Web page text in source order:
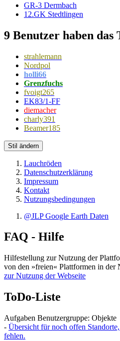
GR-3 Dermbach
12.GK Stedtlingen
9 Benutzer haben das
strahlemann
Nordpol
holli66
Grenzfuchs
fvoigt265
EK83/1-FF
diemacher
charly391
Beamer185
Stil ändern
Lauchröden
Datenschutzerklärung
Impressum
Kontakt
Nutzungsbedingungen
@JLP Google Earth Daten
FAQ - Hilfe
Hilfestellung zur Nutzung der
von den »freien« Plattformen in der
zur Nutzung der Webseite
ToDo-Liste
Aufgaben Benutzergruppe: Objekte
- Übersicht für noch offen
fehlen.